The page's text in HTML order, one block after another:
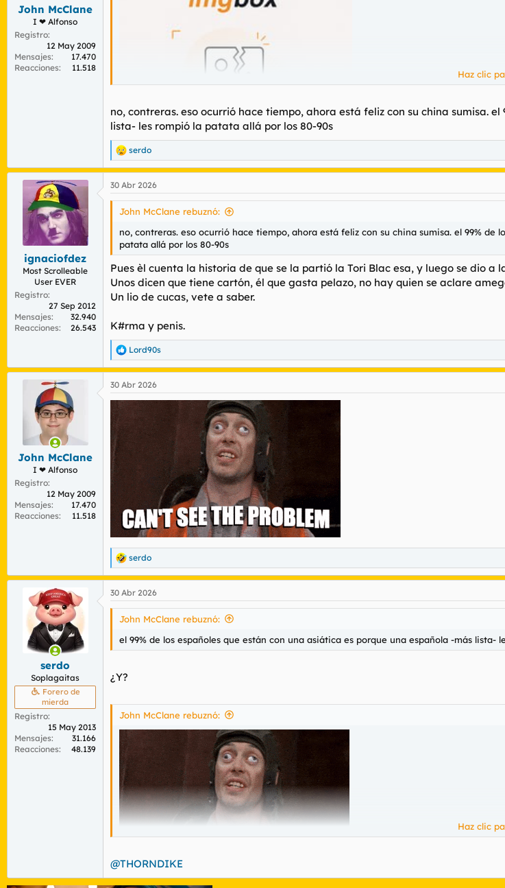
John McClane
I ❤ Alfonso
Registro
12 May 2009
Mensajes
17.470
Reacciones
11.518
Ufffff . Castigo horrible, desde luego que quieres mal al sr. Cuca.
Minutos musicales:
Para ver este contenido, necesitaremos su consentimiento para configurar cookies
de terceros.
Aceptar cookies de terceros
K#rma totemica
Haz clic
no, contreras. eso ocurrió hace tiempo, ahora está feliz con su china sumisa.
lista- les rompió la patata allá por los 80-90s
R
e
a
c
c
s
:
serdo
ignaciofdez
Most Scrolleable
User EVER
Registro
27 Sep 2012
Mensajes
32.940
Reacciones
26.543
30 Abr 2026
John McClane rebuznó:
no, contreras. eso ocurrió hace tiempo, ahora está feliz con su china sumisa. el 99%
patata allá por los 80-90s
Pues èl cuenta la historia de que se la partió la Tori Blac esa, y luego se dio
Unos dicen que tiene cartón, él que gasta pelazo, no hay quien se aclare
Un lio de cucas, vete a saber.
K#rma y penis.
R
e
a
c
c
e
s
Lord90s
John McClane
I ❤ Alfonso
Registro
12 May 2009
Mensajes
17.470
Reacciones
11.518
30 Abr 2026
R
e
a
c
c
n
e
:
serdo
serdo
Soplagaitas
Forero de
mierda
Registro
15 May 2013
Mensajes
31.166
Reacciones
48.139
30 Abr 2026
John McClane rebuznó:
el 99% de los españoles que están con una asiática es porque una española -más lista-
¿Y?
John McClane rebuznó:
Haz clic
@THORNDIKE